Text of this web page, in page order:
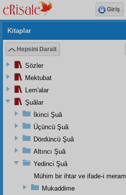
Kitaplar
Hepsini Daralt
Sözler
Mektubat
Lem'alar
Şuâlar
İkinci Şuâ
Üçüncü Şuâ
Dördüncü Şuâ
Altıncı Şuâ
Yedinci Şuâ
Mühim bir ihtar ve ifade-i meram
Mukaddime
Giriş